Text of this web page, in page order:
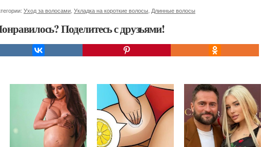
Уход за волосами Укладка на короткие волосы Длинные волосы
Поделитесь с друзьями!